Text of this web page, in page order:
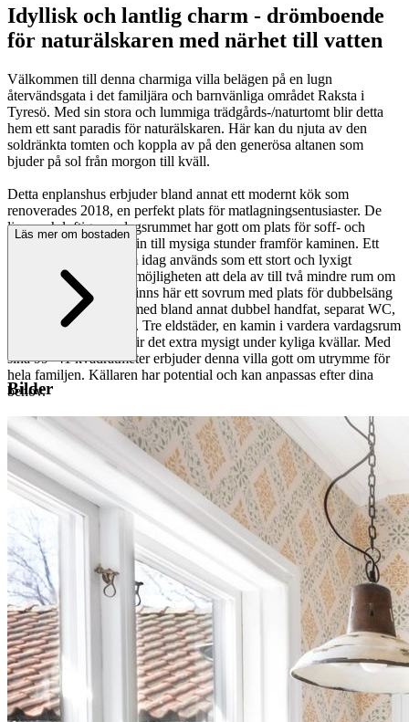
Idyllisk och lantlig charm - drömboende
för naturälskaren med närhet till vatten
Välkommen till denna charmiga villa belägen på en lugn
återvändsgata i det familjära och barnvänliga området Raksta i
Tyresö. Med sin stora och lummiga trädgårds-/naturtomt blir detta
hem ett sant paradis för naturälskaren. Här kan du njuta av den
soldränkta tomten och koppla av på den generösa altanen som
bjuder på sol från morgon till kväll.
Detta enplanshus erbjuder bland annat ett modernt kök som
renoverades 2018, en perfekt plats för matlagningsentusiaster. De
ljusa och luftiga vardagsrummet har gott om plats för soff- och
matgrupp samt bjuder in till mysiga stunder framför kaminen. Ett
extra vardagsrum, som idag används som ett stort och lyxigt
barnsovrum, erbjuder möjligheten att dela av till två mindre rum om
så önskas. Dessutom finns här ett sovrum med plats för dubbelsäng
och praktiskt badrum med bland annat dubbel handfat, separat WC,
dusch och tvättmaskin. Tre eldstäder, en kamin i vardera vardagsrum
och vedspis i köket, blir det extra mysigt under kyliga kvällar. Med
sina 99+41 kvadratmeter erbjuder denna villa gott om utrymme för
hela familjen. Källaren har potential och kan anpassas efter dina
behov.
Denna bostad är verkligen ett hem med stor potential och
möjligheter. Med närheten till både havet och sjön blir det en dröm
för den som älskar vattenaktiviteter, både på sommaren och vintern.
Dessutom finns öppen fiber installerat för den som behöver en snabb
internetuppkoppling. Här finns även ett växthus för alla gröna
fingrar och möjlighet till ett lantligt liv.
Detta är verkligen ett hem med stor potential och en unik möjlighet
att leva i harmoni med naturen.
Läs mer om bostaden
Bilder